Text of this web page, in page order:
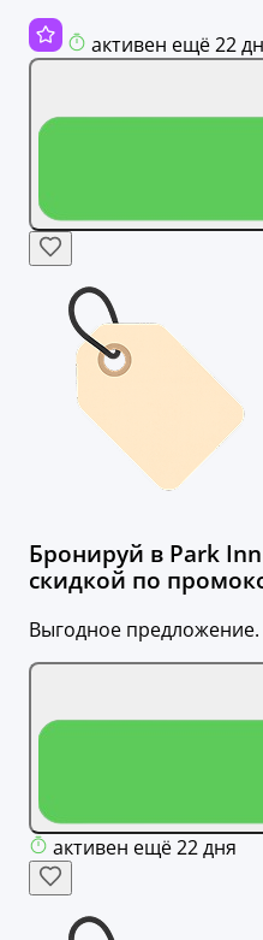
активен ещё 22
Бронируй в Park
скидкой по
Выгодное предложение.
активен ещё 22 дня